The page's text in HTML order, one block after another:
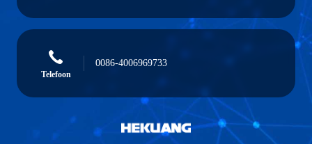
Telefoon
0086-4006969733